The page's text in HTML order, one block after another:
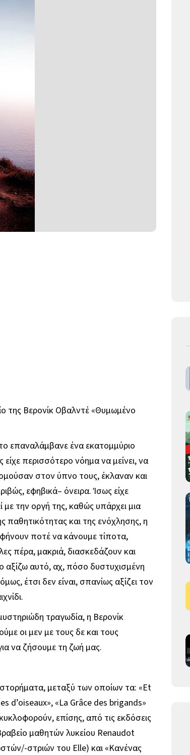
της Βερονίκ Οβαλντέ «Θυμωμένο
επαναλάμβανε ένα εκατομμύριο
περισσότερο νόημα να μείνει, να
στον ύπνο τους, έκλαναν και
εφηβικά– όνειρα. Ίσως είχε
με την οργή της, καθώς υπάρχει μια
παθητικότητας και της ενόχλησης, η
ποτέ να κάνουμε τίποτα,
πέρα, μακριά, διασκεδάζουν και
αξίζω αυτό, αχ, πόσο δυστυχισμένη
έτσι δεν είναι, σπανίως αξίζει τον
τραγωδία, η Βερονίκ
οι μεν με τους δε και τους
να ζήσουμε τη ζωή μας.
μεταξύ των οποίων τα: «Et
d’oiseaux», «La Grâce des brigands»
επίσης, από τις εκδόσεις
μαθητών λυκείου Renaudot
στριών του Elle) και «Κανένας